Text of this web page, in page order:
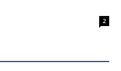
2